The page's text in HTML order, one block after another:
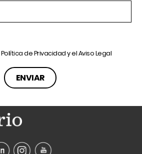
Política de Privacidady elAviso Legal